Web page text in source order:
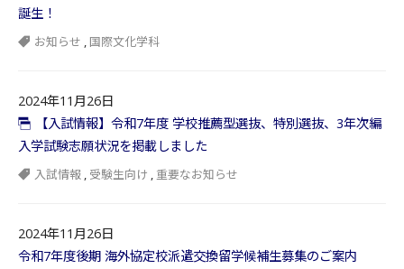
誕生！
お知らせ , 国際文化学科
2024年11月26日
【入試情報】令和7年度 学校推薦型選抜、特別選抜、3年次編
入学試験志願状況を掲載しました
入試情報 , 受験生向け , 重要なお知らせ
2024年11月26日
令和7年度後期 海外協定校派遣交換留学候補生募集のご案内